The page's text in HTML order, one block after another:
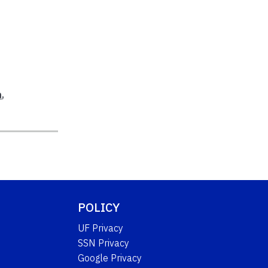
,
POLICY
UF Privacy
SSN Privacy
Google Privacy